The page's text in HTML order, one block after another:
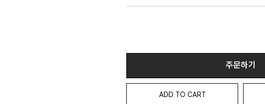
주문하기
ADD TO CART